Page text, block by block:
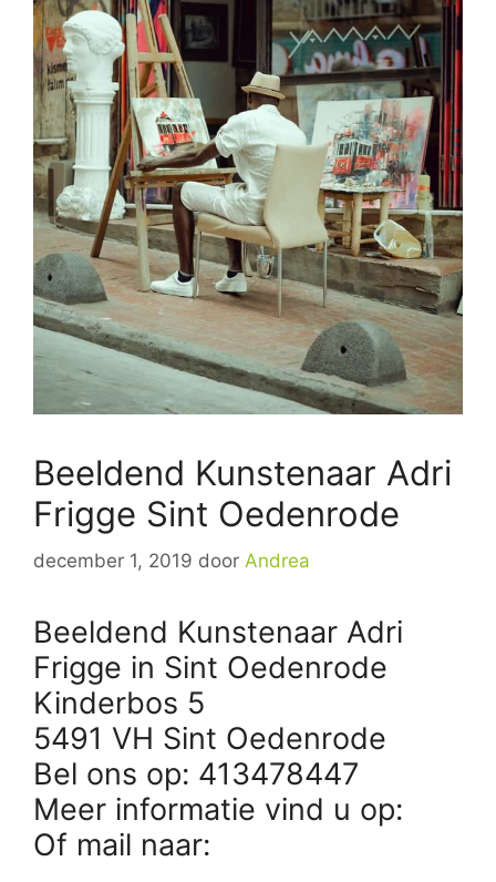
Beeldend Kunstenaar Adri
Frigge Sint Oedenrode
december 1, 2019 door Andrea
Beeldend Kunstenaar Adri
Frigge in Sint Oedenrode
Kinderbos 5
5491 VH Sint Oedenrode
Bel ons op: 413478447
Meer informatie vind u op:
Of mail naar: